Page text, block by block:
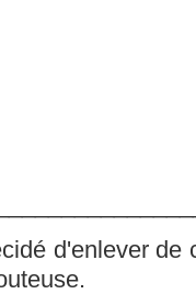
d'enlever de